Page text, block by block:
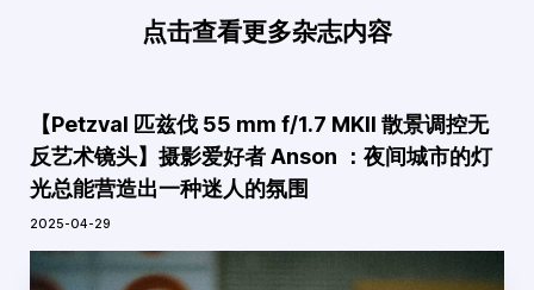
点击查看更多杂志内容
【Petzval 匹兹伐 55 mm f/1.7 MKII 散景调控无
反艺术镜头】摄影爱好者 Anson ：夜间城市的灯
光总能营造出一种迷人的氛围
2025-04-29